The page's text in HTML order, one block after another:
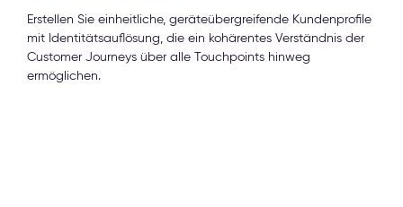
Erstellen Sie einheitliche, geräteübergreifende Kundenprofile
mit Identitätsauflösung, die ein kohärentes Verständnis der
Customer Journeys über alle Touchpoints hinweg
ermöglichen.